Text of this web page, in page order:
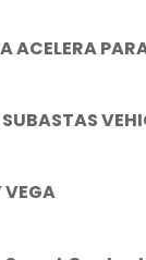
ACELERA
VEGA